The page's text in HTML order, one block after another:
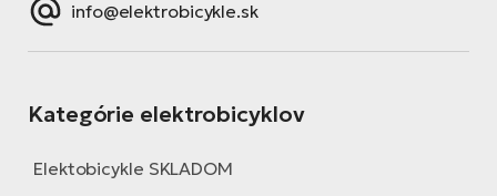
info@elektrobicykle.sk
Kategórie elektrobicyklov
Elektobicykle SKLADOM